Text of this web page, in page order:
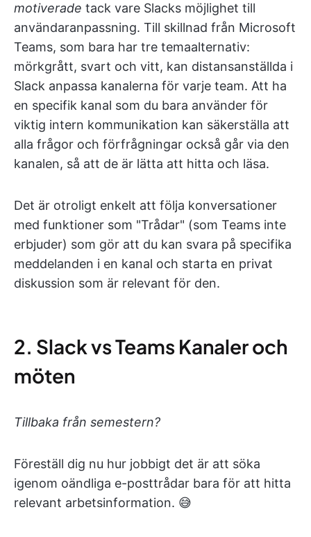
motiverade tack vare Slacks möjlighet till
användaranpassning. Till skillnad från Microsoft
Teams, som bara har tre temaalternativ:
mörkgrått, svart och vitt, kan distansanställda i
Slack anpassa kanalerna för varje team. Att ha
en specifik kanal som du bara använder för
viktig intern kommunikation kan säkerställa att
alla frågor och förfrågningar också går via den
kanalen, så att de är lätta att hitta och läsa.
Det är otroligt enkelt att följa konversationer
med funktioner som "Trådar" (som Teams inte
erbjuder) som gör att du kan svara på specifika
meddelanden i en kanal och starta en privat
diskussion som är relevant för den.
2. Slack vs Teams Kanaler och
möten
Tillbaka från semestern?
Föreställ dig nu hur jobbigt det är att söka
igenom oändliga e-posttrådar bara för att hitta
relevant arbetsinformation. 😅